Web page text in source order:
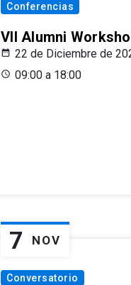
Conferencias
VII Alumni
22 de Diciembre de
09:00 a 18:00
7 NOV
Conversatorio